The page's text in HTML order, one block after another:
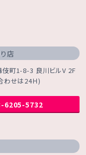
店
町1-8-3 良川ビルV 2F
わせは24Ｈ)
6205-5732